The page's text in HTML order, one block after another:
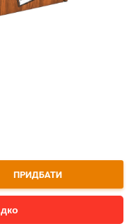
ПРИДБАТИ